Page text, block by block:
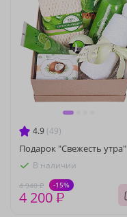
4.9 (49)
Подарок "Свежесть утра"
В наличии
4 940 ₽ -15%
4 200 ₽